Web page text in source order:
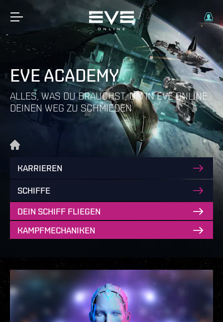
EVE ACADEMY
ALLES, WAS DU BRAUCHST, UM IN EVE ONLINE
DEINEN WEG ZU SCHMIEDEN
KARRIEREN
SCHIFFE
DEIN SCHIFF FLIEGEN
KAMPFMECHANIKEN